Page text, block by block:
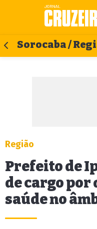
Sorocaba /
Região
Prefeito de
de cargo por
saúde no